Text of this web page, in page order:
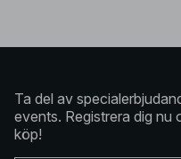
Ta del av
events. Registrera dig
köp!